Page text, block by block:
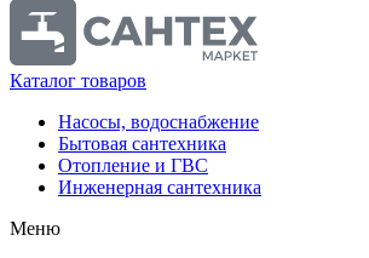
Каталог товаров
Насосы, водоснабжение
Бытовая сантехника
Отопление и ГВС
Инженерная сантехника
Меню